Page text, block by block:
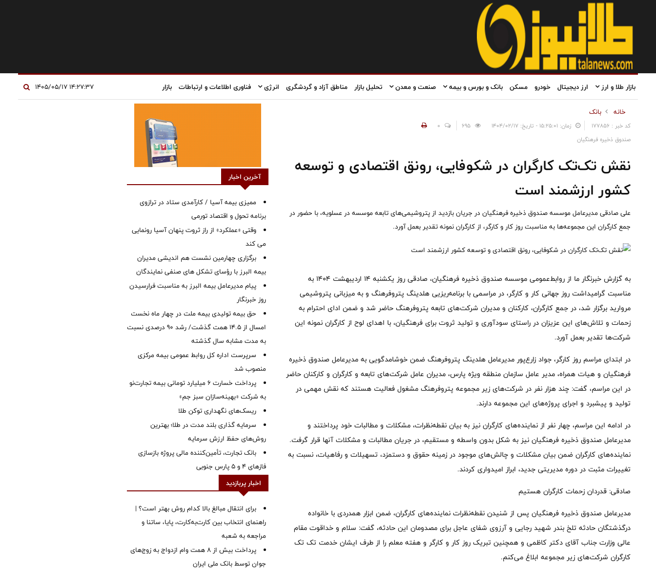
بازار طلا و ارز ارز دیجیتال خودرو مسکن بانک و بورس و بیمه صنعت و معدن تحلیل بازار مناطق آزاد و گردشگری انرژی فناوری اطلاعات و ارتباطات بازار
خانه بانک
کد خبر : 177856 زمان: ۱۵:۲۵:۰۱ - تاریخ: ۱۴۰۴/۰۲/۱۷
0
صندوق ذخیره فرهنگیان
نقش تک‌تک کارگران در شکوفایی، رونق اقتصادی و توسعه
کشور ارزشمند است
علی صادقی مدیرعامل موسسه صندوق ذخیره فرهنگیان در جریان بازدید از پتروشیمی‌های تابعه موسسه در عسلویه، با حضور در
جمع کارگران این مجموعه‌ها به مناسبت روز کار و کارگر، از کارگران نمونه تقدیر بعمل آورد.
به گزارش خبرنگار ما از روابط‌عمومی موسسه صندوق ذخیره فرهنگیان، صادقی روز یکشنبه ۱۴ اردیبهشت ۱۴۰۴ به
مناسبت گرامیداشت روز جهانی کار و کارگر، در مراسمی با برنامه‌ریزیی هلدینگ پتروفرهنگ و به میزبانی پتروشیمی
مروارید برگزار شد، در جمع کارگران، کارکنان و مدیران شرکت‌های تابعه پتروفرهنگ حاضر شد و ضمن ادای احترام به
زحمات و تلاش‌های این عزیزان در راستای سودآوری و تولید ثروت برای فرهنگیان، با اهدای لوح از کارگران نمونه این
شرکت‌ها تقدیر بعمل آورد.
در ابتدای مراسم روز کارگر، جواد زارع‌پور مدیرعامل هلدینگ پتروفرهنگ ضمن خوشامدگویی به مدیرعامل صندوق ذخیره
فرهنگیان و هیات همراه، مدیر عامل سازمان منطقه ویژه پارس، مدیران عامل شرکت‌های تابعه و کارگران و کارکنان حاضر
در این مراسم، گفت: چند هزار نفر در شرکت‌های زیر مجموعه پتروفرهنگ مشغول فعالیت هستند که نقش مهمی در
تولید و پیشبرد و اجرای پروژه‌های این مجموعه دارند.
در ادامه این مراسم، چهار نفر از نماینده‌های کارگران نیز به بیان نقطه‌نظرات، مشکلات و مطالبات خود پرداختند و
مدیرعامل صندوق ذخیره فرهنگیان نیز به شکل بدون واسطه و مستقیم، در جریان مطالبات و مشکلات آنها قرار گرفت.
نماینده‌های کارگران ضمن بیان مشکلات و چالش‌های موجود در زمینه حقوق و دستمزد، تسهیلات و رفاهیات، نسبت به
تغییرات مثبت در دوره مدیریتی جدید، ابراز امیدواری کردند.
صادقی: قدردان زحمات کارگران هستیم
مدیرعامل صندوق ذخیره فرهنگیان پس از شنیدن نقطه‌نظرات نماینده‌های کارگران، ضمن ابزار همدردی با خانواده
درگذشتگان حادثه تلخ بندر شهید رجایی و آرزوی شفای عاجل برای مصدومان این حادثه،‌ گفت: سلام و خداقوت مقام
عالی وزارت جناب آقای دکتر کاظمی و همچنین تبریک روز کار و کارگر و هفته معلم را از طرف ایشان خدمت تک تک
کارگران شرکت‌های زیر مجموعه ابلاغ می‌کنم.
آخرین اخبار
ممیزی بیمه آسیا / کارآمدی ستاد در ترازوی
برنامه تحول و اقتصاد تورمی
وقتی «عملکرد» از راز ثروت پنهان آسیا رونمایی
می کند
برگزاری چهارمین نشست هم اندیشی مدیران
بیمه البرز با رؤسای تشکل های صنفی نمایندگان
پیام مدیرعامل بیمه البرز به مناسبت فرارسیدن
روز خبرنگار
حق بیمه تولیدی بیمه ملت در چهار ماه نخست
امسال از 14.5 همت گذشت/ رشد 90 درصدی نسبت
به مدت مشابه سال گذشته
سرپرست اداره كل روابط عمومی بیمه مركزی
منصوب شد
پرداخت خسارت ۶ میلیارد تومانی بیمه تجارت‌نو
به شرکت «بهینه‌سازان سبز جم»
ریسک‌های نگهداری توکن طلا
سرمایه گذاری بلند مدت در طلا؛ بهترین
روش‌های حفظ ارزش سرمایه
بانک تجارت، تأمین‌کننده مالی پروژه بازسازی
فازهای ۴ و ۵ پارس جنوبی
اخبار پربازدید
برای انتقال مبالغ بالا کدام روش بهتر است؟ |
راهنمای انتخاب بین کارت‌به‌کارت، پایا، ساتنا و
مراجعه به شعبه
پرداخت بیش از ۸ همت وام ازدواج به زوج‌های
جوان توسط بانک ملی ایران